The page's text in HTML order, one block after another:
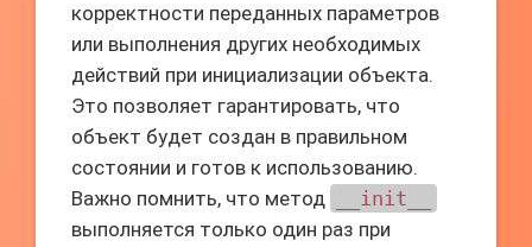
корректности переданных параметров
или выполнения других необходимых
действий при инициализации объекта.
Это позволяет гарантировать, что
объект будет создан в правильном
состоянии и готов к использованию.
Важно помнить, что метод
__init__
выполняется только один раз при